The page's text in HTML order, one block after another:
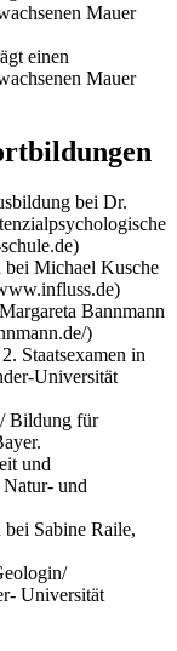
bei Dr.
bei Michael Kusche
Bannmann
)
Staatsexamen in
Universität
Bildung für
und
Natur- und
Sabine Raile,
Universität